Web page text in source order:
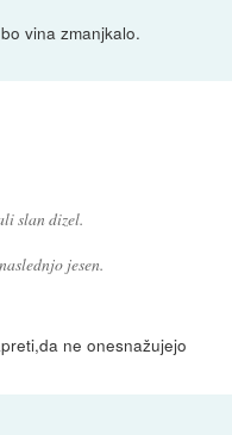
vina zmanjkalo.
slan dizel.
jesen.
ne onesnažujejo